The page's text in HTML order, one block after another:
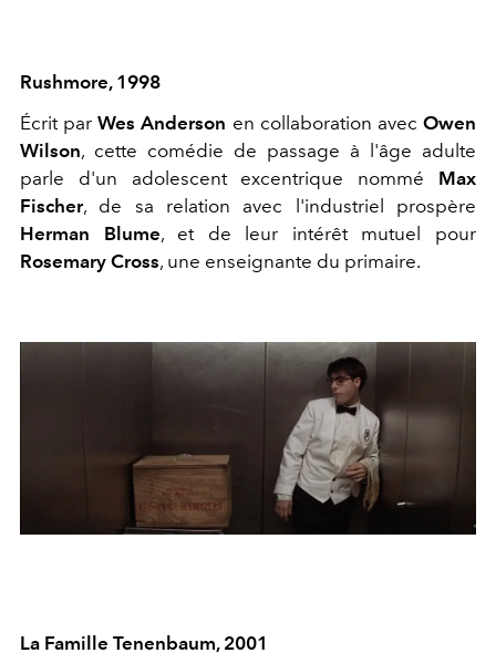
Rushmore, 1998
Écrit parWes Anderson en collaboration avec Owen
Wilson, cette comédie de passage à l'âge adulte
parle d'un adolescent excentrique nommé Max
Fischer, de sa relation avec l'industriel prospère
Herman Blume, et de leur intérêt mutuel pour
Rosemary Cross, une enseignante du primaire.
La Famille Tenenbaum, 2001